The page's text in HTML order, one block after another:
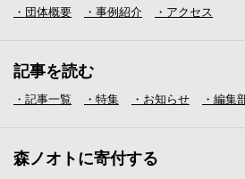
・団体概要 ・事例紹介 ・アクセス
記事を読む
・記事一覧 ・特集 ・お知らせ ・編集
森ノオトに寄付する